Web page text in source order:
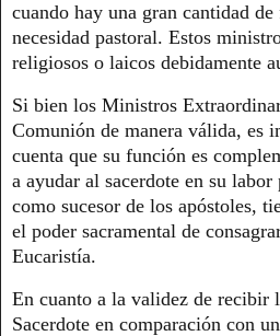
cuando hay una gran cantidad
necesidad pastoral. Estos
religiosos o laicos debidamente
Si bien los Ministros
Comunión de manera válida, es
cuenta que su función es
a ayudar al sacerdote en su
como sucesor de los apóstoles,
el poder sacramental de
Eucaristía.
En cuanto a la validez de recibir
Sacerdote en comparación con